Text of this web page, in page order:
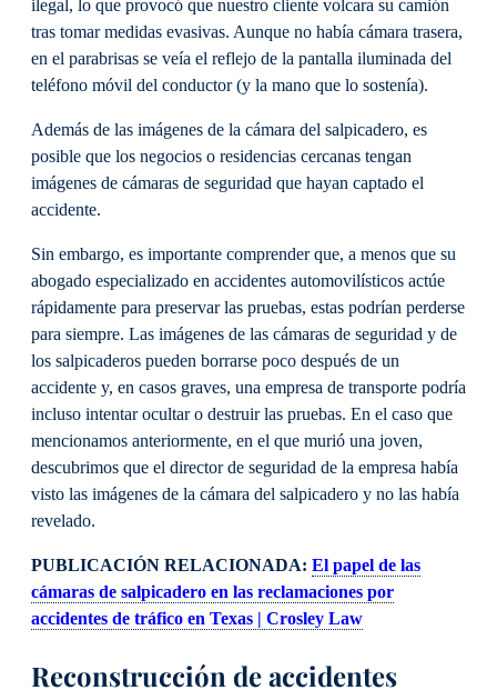
ilegal, lo que provocó que nuestro cliente volcara su camión
tras tomar medidas evasivas. Aunque no había cámara trasera,
en el parabrisas se veía el reflejo de la pantalla iluminada del
teléfono móvil del conductor (y la mano que lo sostenía).
Además de las imágenes de la cámara del salpicadero, es
posible que los negocios o residencias cercanas tengan
imágenes de cámaras de seguridad que hayan captado el
accidente.
Sin embargo, es importante comprender que, a menos que su
abogado especializado en accidentes automovilísticos actúe
rápidamente para preservar las pruebas, estas podrían perderse
para siempre. Las imágenes de las cámaras de seguridad y de
los salpicaderos pueden borrarse poco después de un
accidente y, en casos graves, una empresa de transporte podría
incluso intentar ocultar o destruir las pruebas. En el caso que
mencionamos anteriormente, en el que murió una joven,
descubrimos que el director de seguridad de la empresa había
visto las imágenes de la cámara del salpicadero y no las había
revelado.
PUBLICACIÓN RELACIONADA: El papel de las
cámaras de salpicadero en las reclamaciones por
accidentes de tráfico en Texas | Crosley Law
Reconstrucción de accidentes